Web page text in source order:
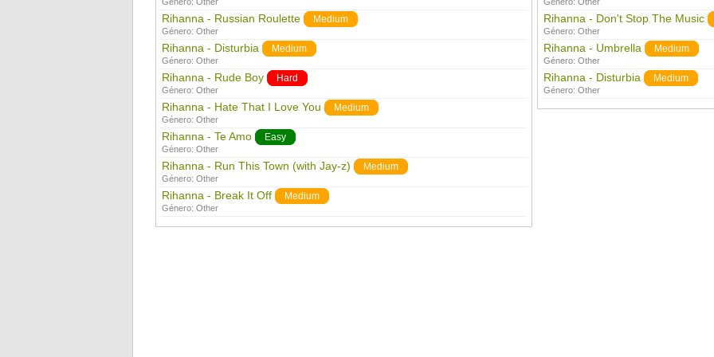
Rihanna - Russian Roulette Medium
Género: Other
Rihanna - Disturbia Medium
Género: Other
Rihanna - Rude Boy Hard
Género: Other
Rihanna - Hate That I Love You Medium
Género: Other
Rihanna - Te Amo Easy
Género: Other
Rihanna - Run This Town (with Jay-z) Medium
Género: Other
Rihanna - Break It Off Medium
Género: Other
Rihanna - Don't Stop The Music
Género: Other
Rihanna - Umbrella Medium
Género: Other
Rihanna - Disturbia Medium
Género: Other